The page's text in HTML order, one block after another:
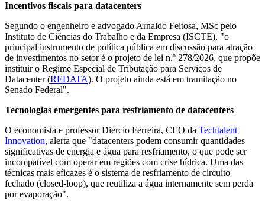
Incentivos fiscais para datacenters
Segundo o engenheiro e advogado Arnaldo Feitosa, MSc pelo
Instituto de Ciências do Trabalho e da Empresa (ISCTE), "o
principal instrumento de política pública em discussão para atração
de investimentos no setor é o projeto de lei n.º 278/2026, que propõe
instituir o Regime Especial de Tributação para Serviços de
Datacenter (REDATA). O projeto ainda está em tramitação no
Senado Federal".
Tecnologias emergentes para resfriamento de datacenters
O economista e professor Diercio Ferreira, CEO da Techtalent
Innovation, alerta que "datacenters podem consumir quantidades
significativas de energia e água para resfriamento, o que pode ser
incompatível com operar em regiões com crise hídrica. Uma das
técnicas mais eficazes é o sistema de resfriamento de circuito
fechado (closed-loop), que reutiliza a água internamente sem perda
por evaporação".